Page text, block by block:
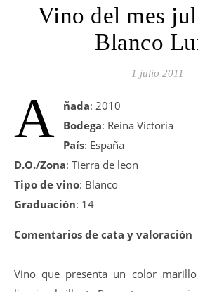
Vino del mes
Blanco
1 julio 2011
A ñada: 2010
Bodega: Reina Victoria
País: España
D.O./Zona: Tierra de leon
Tipo de vino: Blanco
Graduación: 14
Comentarios de cata y valoración
Vino que presenta un color